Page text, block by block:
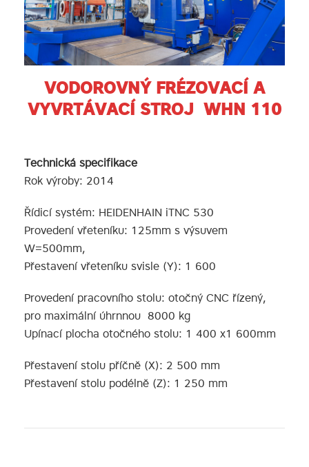
VODOROVNÝ FRÉZOVACÍ A
VYVRTÁVACÍ STROJ WHN 110
Technická specifikace
Rok výroby: 2014
Řídicí systém: HEIDENHAIN iTNC 530
Provedení vřeteníku: 125mm s výsuvem
W=500mm,
Přestavení vřeteníku svisle (Y): 1 600
Provedení pracovního stolu: otočný CNC řízený,
pro maximální úhrnnou 8000 kg
Upínací plocha otočného stolu: 1 400 x1 600mm
Přestavení stolu příčně (X): 2 500 mm
Přestavení stolu podélně (Z): 1 250 mm